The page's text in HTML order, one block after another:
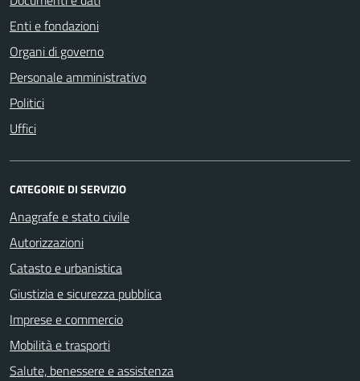
Enti e fondazioni
Organi di governo
Personale amministrativo
Politici
Uffici
CATEGORIE DI SERVIZIO
Anagrafe e stato civile
Autorizzazioni
Catasto e urbanistica
Giustizia e sicurezza pubblica
Imprese e commercio
Mobilità e trasporti
Salute, benessere e assistenza